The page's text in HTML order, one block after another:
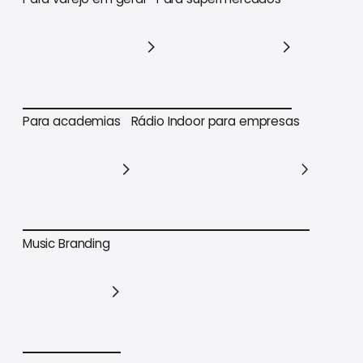
Para varejo em geral Para supermercados
Para academias
Para academias
Rádio Indoor para empresas
Music Branding